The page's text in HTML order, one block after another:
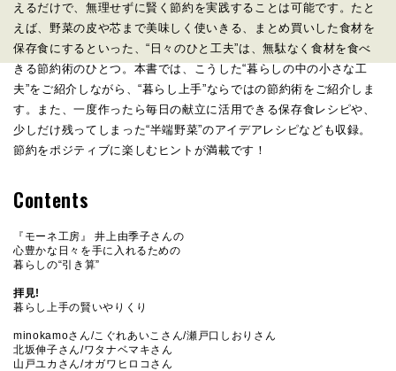
えるだけで、無理せずに賢く節約を実践することは可能です。たと
えば、野菜の皮や芯まで美味しく使いきる、まとめ買いした食材を
保存食にするといった、“日々のひと工夫”は、無駄なく食材を食べ
きる節約術のひとつ。本書では、こうした“暮らしの中の小さな工
夫”をご紹介しながら、“暮らし上手”ならではの節約術をご紹介しま
す。また、一度作ったら毎日の献立に活用できる保存食レシピや、
少しだけ残ってしまった“半端野菜”のアイデアレシピなども収録。
節約をポジティブに楽しむヒントが満載です！
Contents
『モーネ工房』 井上由季子さんの
心豊かな日々を手に入れるための
暮らしの“引き算”
拝見!
暮らし上手の賢いやりくり
minokamoさん/こぐれあいこさん/瀬戸口しおりさん
北坂伸子さん/ワタナベマキさん
山戸ユカさん/オガワヒロコさん